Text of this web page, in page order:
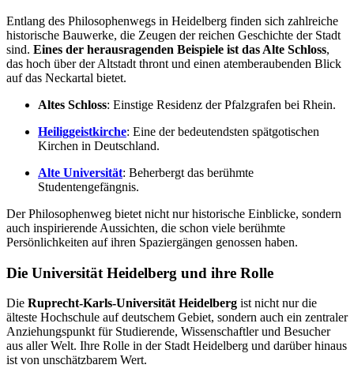
Entlang des Philosophenwegs in Heidelberg finden sich zahlreiche
historische Bauwerke, die Zeugen der reichen Geschichte der Stadt
sind. Eines der herausragenden Beispiele ist das Alte Schloss,
das hoch über der Altstadt thront und einen atemberaubenden Blick
auf das Neckartal bietet.
Altes Schloss: Einstige Residenz der Pfalzgrafen bei Rhein.
Heiliggeistkirche: Eine der bedeutendsten spätgotischen
Kirchen in Deutschland.
Alte Universität: Beherbergt das berühmte
Studentengefängnis.
Der Philosophenweg bietet nicht nur historische Einblicke, sondern
auch inspirierende Aussichten, die schon viele berühmte
Persönlichkeiten auf ihren Spaziergängen genossen haben.
Die Universität Heidelberg und ihre Rolle
Die Ruprecht-Karls-Universität Heidelberg ist nicht nur die
älteste Hochschule auf deutschem Gebiet, sondern auch ein zentraler
Anziehungspunkt für Studierende, Wissenschaftler und Besucher
aus aller Welt. Ihre Rolle in der Stadt Heidelberg und darüber hinaus
ist von unschätzbarem Wert.